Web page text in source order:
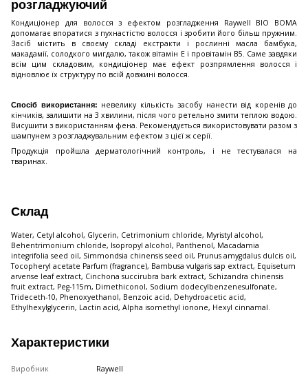
розгладжуючий
Кондиціонер для волосся з ефектом розгладження Raywell BIO BOMA
допомагає впоратися з пухнастістю волосся і зробити його більш пружним.
Засіб містить в своєму складі екстракти і рослинні масла бамбука,
макадамії, солодкого мигдалю, також вітамін Е і провітамін В5. Саме завдяки
всім цим складовим, кондиціонер має ефект розпрямлення волосся і
відновлює їх структуру по всій довжині волосся.
Спосіб використання: невелику кількість засобу нанести від коренів до
кінчиків, залишити на 3 хвилини, після чого ретельно змити теплою водою.
Висушити з використанням фена. Рекомендується використовувати разом з
шампунем з розгладжувальним ефектом з цієї ж серії.
Продукція пройшла дерматологічний контроль, і не тестувалася на
тваринах.
Склад
Water, Cetyl alcohol, Glycerin, Cetrimonium chloride, Myristyl alcohol,
Behentrimonium chloride, Isopropyl alcohol, Panthenol, Macadamia
integrifolia seed oil, Simmondsia chinensis seed oil, Prunus amygdalus dulcis oil,
Tocopheryl acetate Parfum (fragrance), Bambusa vulgaris sap extract, Equisetum
arvense leaf extract, Cinchona succirubra bark extract, Schizandra chinensis
fruit extract, Peg-115m, Dimethiconol, Sodium dodecylbenzenesulfonate,
Trideceth-10, Phenoxyethanol, Benzoic acid, Dehydroacetic acid,
Ethylhexylglycerin, Lactin acid, Alpha isomethyl ionone, Hexyl cinnamal.
Характеристики
Виробник Raywell